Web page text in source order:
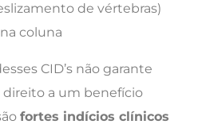
de vértebras)
coluna
CID’s não garante
direito a um benefício
fortes indícios clínicos